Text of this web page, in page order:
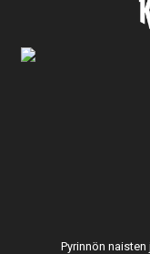
Pyrinnön